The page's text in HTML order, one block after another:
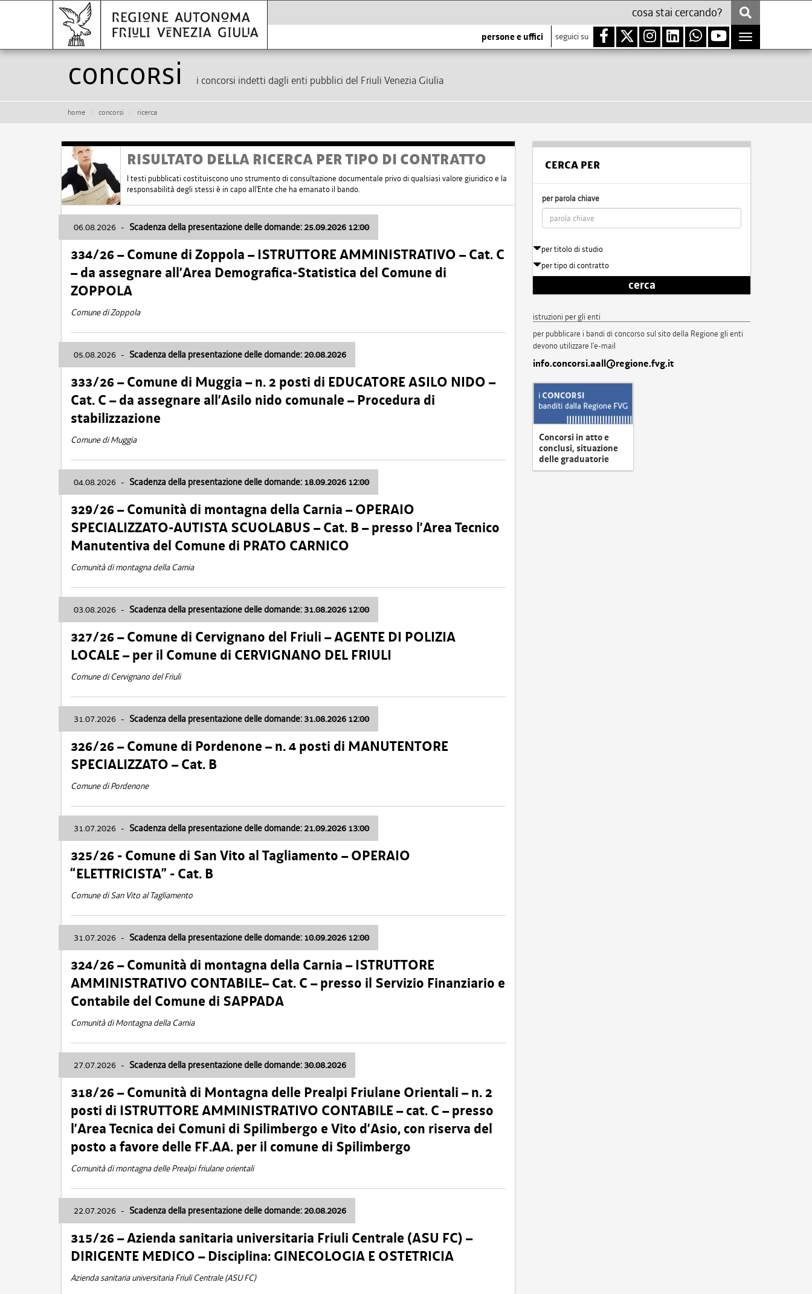
persone e uffici seguici su
Toggle
navigation
Concorsi i concorsi indetti dagli enti pubblici del Friuli Venezia Giulia
home concorsi ricerca
RISULTATO DELLA RICERCA PER TIPO DI CONTRATTO
I testi pubblicati costituiscono uno strumento di consultazione documentale privo di qualsiasi valore giuridico e la
responsabilità degli stessi è in capo all'Ente che ha emanato il bando.
06.08.2026 - Scadenza della presentazione delle domande: 25.09.2026 12:00
334/26 – Comune di Zoppola – ISTRUTTORE AMMINISTRATIVO – Cat. C
– da assegnare all’Area Demografica-Statistica del Comune di
ZOPPOLA
Comune di Zoppola
05.08.2026 - Scadenza della presentazione delle domande: 20.08.2026
333/26 – Comune di Muggia – n. 2 posti di EDUCATORE ASILO NIDO –
Cat. C – da assegnare all’Asilo nido comunale – Procedura di
stabilizzazione
Comune di Muggia
04.08.2026 - Scadenza della presentazione delle domande: 18.09.2026 12:00
329/26 – Comunità di montagna della Carnia – OPERAIO
SPECIALIZZATO-AUTISTA SCUOLABUS – Cat. B – presso l’Area Tecnico
Manutentiva del Comune di PRATO CARNICO
Comunità di montagna della Carnia
03.08.2026 - Scadenza della presentazione delle domande: 31.08.2026 12:00
327/26 – Comune di Cervignano del Friuli – AGENTE DI POLIZIA
LOCALE – per il Comune di CERVIGNANO DEL FRIULI
Comune di Cervignano del Friuli
31.07.2026 - Scadenza della presentazione delle domande: 31.08.2026 12:00
326/26 – Comune di Pordenone – n. 4 posti di MANUTENTORE
SPECIALIZZATO – Cat. B
Comune di Pordenone
31.07.2026 - Scadenza della presentazione delle domande: 21.09.2026 13:00
325/26 - Comune di San Vito al Tagliamento – OPERAIO
“ELETTRICISTA” - Cat. B
Comune di San Vito al Tagliamento
31.07.2026 - Scadenza della presentazione delle domande: 10.09.2026 12:00
324/26 – Comunità di montagna della Carnia – ISTRUTTORE
AMMINISTRATIVO CONTABILE– Cat. C – presso il Servizio Finanziario e
Contabile del Comune di SAPPADA
Comunità di Montagna della Carnia
27.07.2026 - Scadenza della presentazione delle domande: 30.08.2026
318/26 – Comunità di Montagna delle Prealpi Friulane Orientali – n. 2
posti di ISTRUTTORE AMMINISTRATIVO CONTABILE – cat. C – presso
l’Area Tecnica dei Comuni di Spilimbergo e Vito d’Asio, con riserva del
posto a favore delle FF.AA. per il comune di Spilimbergo
Comunità di montagna delle Prealpi friulane orientali
22.07.2026 - Scadenza della presentazione delle domande: 20.08.2026
315/26 – Azienda sanitaria universitaria Friuli Centrale (ASU FC) –
DIRIGENTE MEDICO – Disciplina: GINECOLOGIA E OSTETRICIA
Azienda sanitaria universitaria Friuli Centrale (ASU FC)
CERCA PER
per parola chiave
per titolo di studio
per tipo di contratto
cerca
istruzioni per gli enti
per pubblicare i bandi di concorso sul sito della Regione gli enti
devono utilizzare l'e-mail
info.concorsi.aall@regione.fvg.it
Concorsi in atto e
conclusi, situazione
delle graduatorie